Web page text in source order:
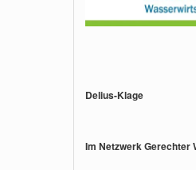
Delius-Klage
Im Netzwerk Gerechter